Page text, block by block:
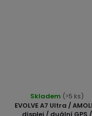
EVOLVE A7 Ultra /
Skladem (>5 ks)